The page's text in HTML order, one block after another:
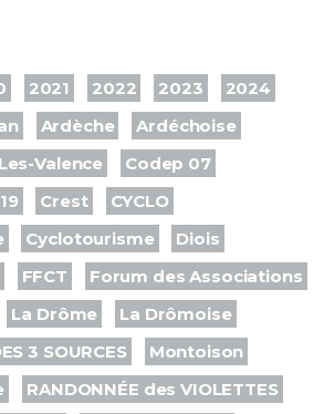
2021 2022 2023
2024
Ardèche
Ardéchoise
Valence
Codep 07
Crest
CYCLO
Cyclotourisme
Diois
FFCT
Forum des Associations
La Drôme
La Drômoise
3 SOURCES
Montoison
RANDONNÉE des VIOLETTES